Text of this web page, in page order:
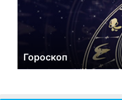
Гороскоп